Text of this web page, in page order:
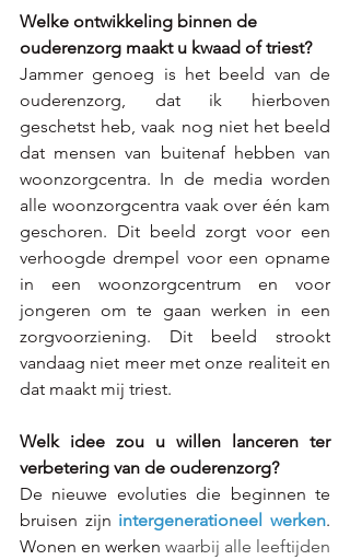
Welke ontwikkeling binnen de
ouderenzorg maakt u kwaad of triest?
Jammer genoeg is het beeld van de
ouderenzorg, dat ik hierboven
geschetst heb, vaak nog niet het beeld
dat mensen van buitenaf hebben van
woonzorgcentra. In de media worden
alle woonzorgcentra vaak over één kam
geschoren. Dit beeld zorgt voor een
verhoogde drempel voor een opname
in een woonzorgcentrum en voor
jongeren om te gaan werken in een
zorgvoorziening. Dit beeld strookt
vandaag niet meer met onze realiteit en
dat maakt mij triest.
Welk idee zou u willen lanceren ter
verbetering van de ouderenzorg?
De nieuwe evoluties die beginnen te
bruisen zijn intergenerationeel werken.
Wonen en werken waarbij alle leeftijden